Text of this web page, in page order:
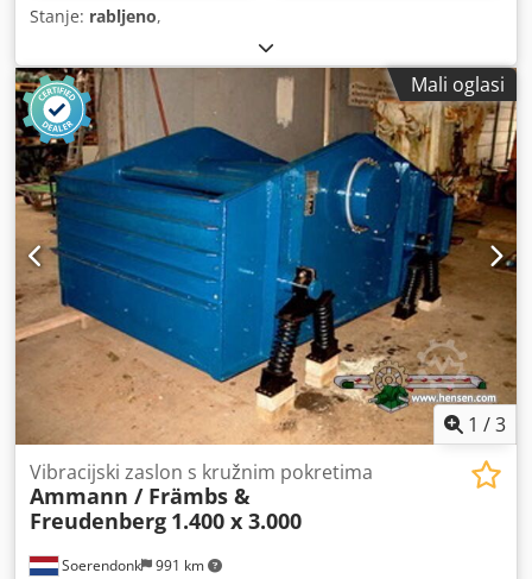
Stanje: rabljeno,
Mali oglasi
1 /3
Soerendonk 991 km
Vibracijski zaslon s kružnim pokretima
Ammann / Främbs &
Freudenberg 1.400 x 3.000